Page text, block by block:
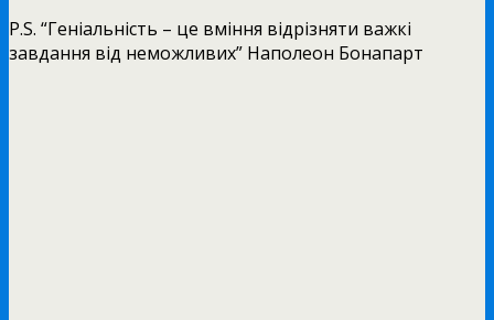
P.S. “Геніальність – це вміння відрізняти важкі
завдання від неможливих” Наполеон Бонапарт